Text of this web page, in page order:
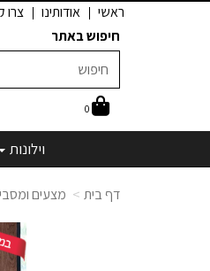
ראשי אודותינו
צרו
חיפוש באתר
0
וילונות
דף בית מצעים